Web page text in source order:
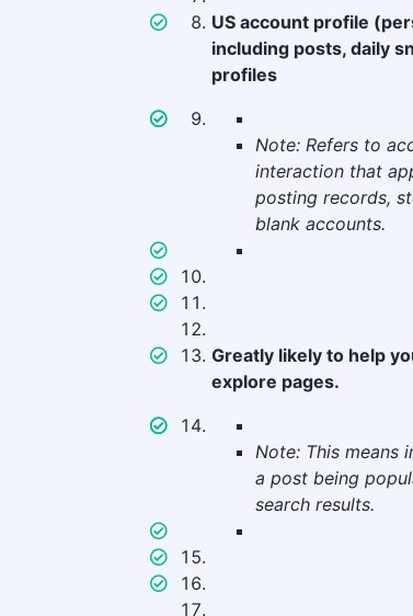
US account profile
including posts, daily
profiles
Note: Refers to
interaction that
posting records,
blank accounts.
Greatly likely to help
explore pages.
Note: This means
a post being
search results.